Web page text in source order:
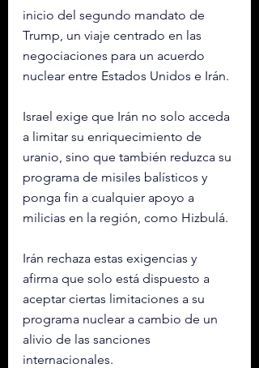
inicio del segundo mandato de
Trump, un viaje centrado en las
negociaciones para un acuerdo
nuclear entre Estados Unidos e Irán.
Israel exige que Irán no solo acceda
a limitar su enriquecimiento de
uranio, sino que también reduzca su
programa de misiles balísticos y
ponga fin a cualquier apoyo a
milicias en la región, como Hizbulá.
Irán rechaza estas exigencias y
afirma que solo está dispuesto a
aceptar ciertas limitaciones a su
programa nuclear a cambio de un
alivio de las sanciones
internacionales.